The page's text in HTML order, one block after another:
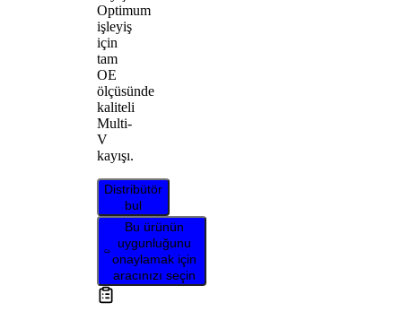
Optimum
işleyiş
için
tam
OE
ölçüsünde
kaliteli
Multi-
V
kayışı.
Distribütör
bul
Bu ürünün
uygunluğunu
onaylamak için
aracınızı seçin